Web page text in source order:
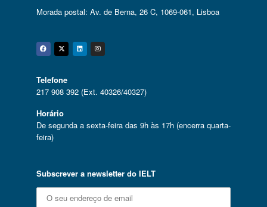
Morada postal: Av. de Berna, 26 C, 1069-061, Lisboa
Facebook
Twitter
Linkedin
Instagram
Telefone
217 908 392 (Ext. 40326/40327)
Horário
De segunda a sexta-feira das 9h às 17h (encerra quarta-
feira)
Subscrever a newsletter do IELT